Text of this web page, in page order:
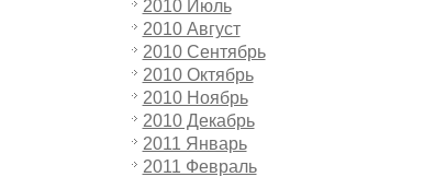
2010 Июль
2010 Август
2010 Сентябрь
2010 Октябрь
2010 Ноябрь
2010 Декабрь
2011 Январь
2011 Февраль